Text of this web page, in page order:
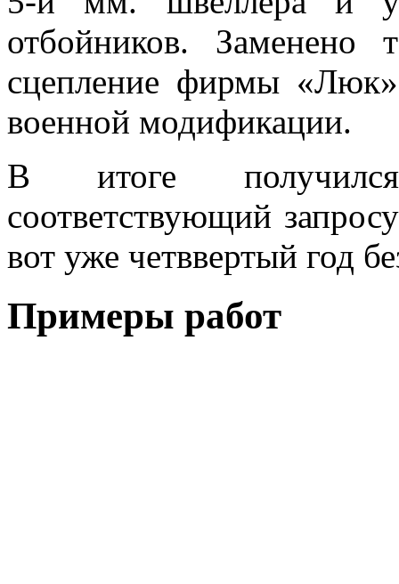
отбойников. Заменено
сцепление фирмы
военной модификации.
В итоге
соответствующий
вот уже четввертый год
Примеры работ